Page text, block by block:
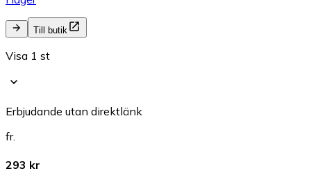
Till butik
Visa 1 st
Erbjudande utan direktlänk
fr.
293 kr